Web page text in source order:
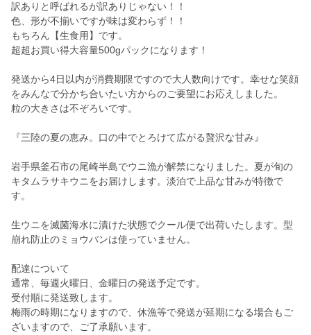
訳ありと呼ばれるが訳ありじゃない！！
色、形が不揃いですが味は変わらず！！
もちろん【生食用】です。
超超お買い得大容量500gパックになります！
発送から4日以内が消費期限ですので大人数向けです。幸せな笑顔
をみんなで分かち合いたい方からのご要望にお応えしました。
粒の大きさは不ぞろいです。
『三陸の夏の恵み。口の中でとろけて広がる贅沢な甘み』
岩手県釜石市の尾崎半島でウニ漁が解禁になりました。夏が旬の
キタムラサキウニをお届けします。淡泊で上品な甘みが特徴で
す。
生ウニを滅菌海水に漬けた状態でクール便で出荷いたします。型
崩れ防止のミョウバンは使っていません。
配達について
通常、毎週火曜日、金曜日の発送予定です。
受付順に発送致します。
梅雨の時期になりますので、休漁等で発送が延期になる場合もご
ざいますので、ご了承願います。